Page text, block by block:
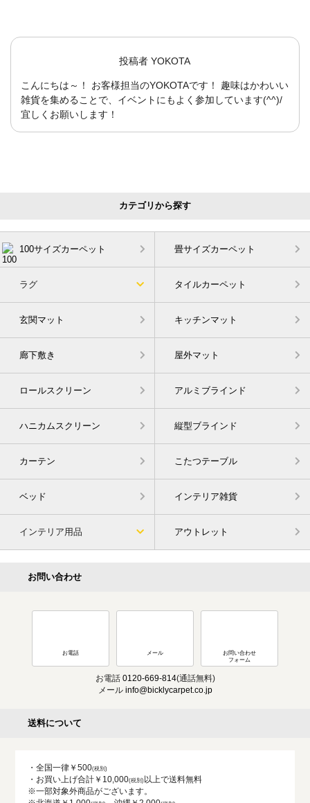
投稿者 YOKOTA
こんにちは～！ お客様担当のYOKOTAです！ 趣味はかわいい
雑貨を集めることで、イベントにもよく参加しています(^^)/
宜しくお願いします！
カテゴリから探す
100サイズカーペット 畳サイズカーペット
ラグ タイルカーペット
玄関マット キッチンマット
廊下敷き 屋外マット
ロールスクリーン アルミブラインド
ハニカムスクリーン 縦型ブラインド
カーテン こたつテーブル
ベッド インテリア雑貨
インテリア用品 アウトレット
お問い合わせ
お電話 メール
お問い合わせ
フォーム
お電話 0120-669-814(通話無料)
メール info@bicklycarpet.co.jp
送料について
・全国一律￥500
・お買い上げ合計￥10,000
以上で送料無料
※一部対象外商品がございます。